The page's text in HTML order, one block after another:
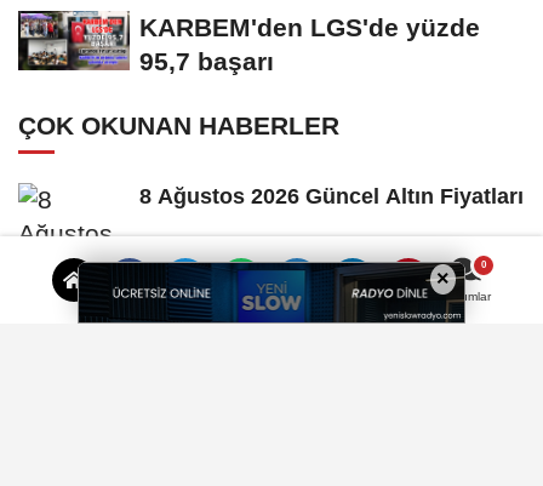
Yorumlar
KARBEM'den LGS'de yüzde
95,7 başarı
ÇOK OKUNAN HABERLER
8 Ağustos 2026 Güncel Altın Fiyatları
×